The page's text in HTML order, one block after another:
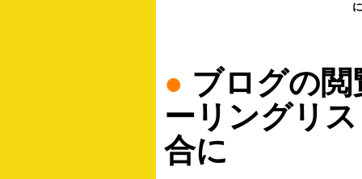
● ブログの
ーリングリ
合に